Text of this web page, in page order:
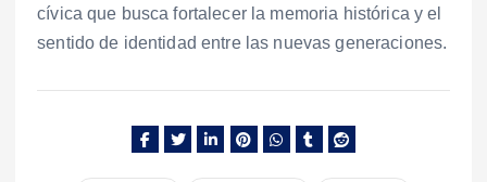
cívica que busca fortalecer la memoria histórica y el
sentido de identidad entre las nuevas generaciones.